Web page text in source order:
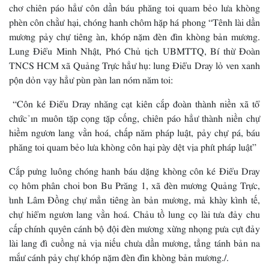
chơ chiên páo hẳư côn dần báu phăng toi quam bẻo lưa khòng
phèn côn chằư hại, chóng hanh chôm hặp há phong “Tênh lài dần
mương pảy chự tiêng àn, khóp nặm đèn đìn khòng bản mương.
Lung Điểu Minh Nhật, Phó Chủ tịch UBMTTQ, Bí thừ Đoàn
TNCS HCM xã Quảng Trực hẳư hụ: lung Điểu Dray lỏ ven xanh
pộn dỏn vạy hẳư pùn pàn lan nóm năm toi:
“Côn ké Điểu Dray nhăng cạt kiên cắp đoàn thành niền xã tổ
chức ỉn muôn tặp cọng tặp cống, chiên páo hẳư thành niền chự
hiềm ngươn lang vằn hoá, chấp năm pháp luật, pảy chự pá, báu
phăng toi quam bẻo lưa khòng côn hại pày dệt vịa phít pháp luật”
Cắp pưng luông chóng hanh báu dặng khòng côn ké Điểu Dray
cọ hôm phân choi bon Bu Prăng 1, xã đèn mương Quảng Trực,
tỉnh Lâm Đồng chự mẳn tiêng àn bản mương, mả khày kình tế,
chự hiểm ngươn lang vằn hoá. Chảu tồ lung cọ lài tưa đảy chu
cấp chính quyên cánh bộ đội đèn mương xừng nhọng pưa cựt đảy
lài lang đì cuồng nả vịa niếu chưa dần mương, tẳng tánh bản na
mắư cánh pảy chự khóp nặm đèn đìn khòng bản mương./.